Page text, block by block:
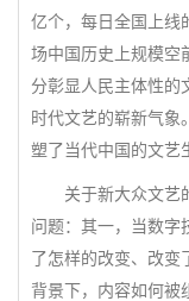
亿个，每日全国上线
场中国历史上规模空
分彰显人民主体性的
时代文艺的崭新气象
塑了当代中国的文艺
关于新大众文艺的
问题：其一，当数字
了怎样的改变、改变
背景下，内容如何被